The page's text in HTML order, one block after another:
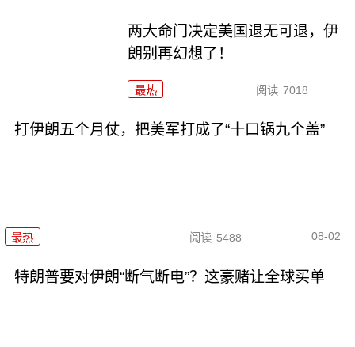
两大命门决定美国退无可退，伊
朗别再幻想了！
最热 阅读 7018
打伊朗五个月仗，把美军打成了“十口锅九个盖”
最热 阅读 5488 08-02
特朗普要对伊朗“断气断电”？这豪赌让全球买单